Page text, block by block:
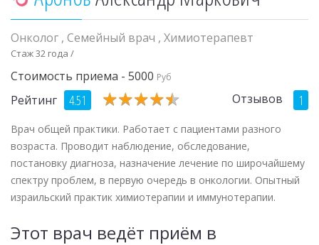
Онколог , Семейный врач , Химиотерапевт
Стаж 32 года /
Стоимость приема - 5000 Руб
Рейтинг 4.51 ★★★★★
★★★★★ Отзывов 1
Врач общей практики. Работает с пациентами разного
возраста. Проводит наблюдение, обследование,
постановку диагноза, назначение лечение по широчайшему
спектру проблем, в первую очередь в онкологии. Опытный
израильский практик химиотерапии и иммунотерапии.
Этот врач ведёт приём в